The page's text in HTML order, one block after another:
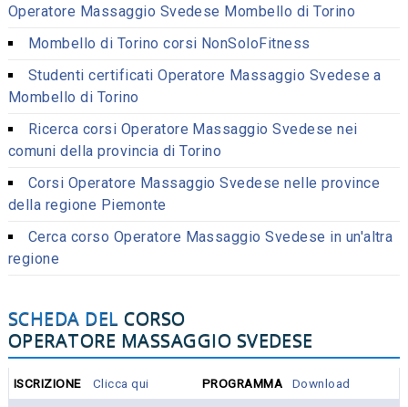
Operatore Massaggio Svedese Mombello di Torino
Mombello di Torino corsi NonSoloFitness
Studenti certificati Operatore Massaggio Svedese a
Mombello di Torino
Ricerca corsi Operatore Massaggio Svedese nei
comuni della provincia di Torino
Corsi Operatore Massaggio Svedese nelle province
della regione Piemonte
Cerca corso Operatore Massaggio Svedese in un'altra
regione
SCHEDA DELCORSO
OPERATORE MASSAGGIO SVEDESE
ISCRIZIONE Clicca qui PROGRAMMA Download